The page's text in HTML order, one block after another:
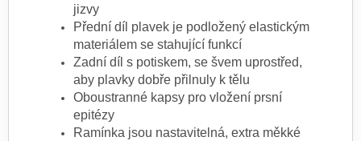
jizvy
Přední díl plavek je podložený elastickým
materiálem se stahující funkcí
Zadní díl s potiskem, se švem uprostřed,
aby plavky dobře přilnuly k tělu
Oboustranné kapsy pro vložení prsní
epitézy
Ramínka jsou nastavitelná, extra měkké